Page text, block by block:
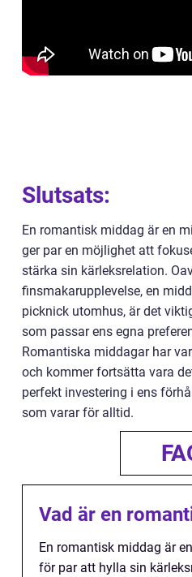
Slutsats:
En romantisk middag är en
ger par en möjlighet att
stärka sin kärleksrelation.
finsmakarupplevelse, en
picknick utomhus, är det
som passar ens egna
Romantiska middagar har
och kommer fortsätta vara
perfekt investering i ens
som varar för alltid.
Vad är en
En romantisk middag är
för par att hylla sin